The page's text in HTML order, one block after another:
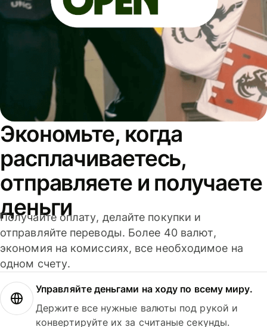
Экономьте, когда
расплачиваетесь,
отправляете и получаете
деньги
Получайте оплату, делайте покупки и
отправляйте переводы. Более 40 валют,
экономия на комиссиях, все необходимое на
одном счету.
Управляйте деньгами на ходу по всему миру.
Держите все нужные валюты под рукой и
конвертируйте их за считаные секунды.